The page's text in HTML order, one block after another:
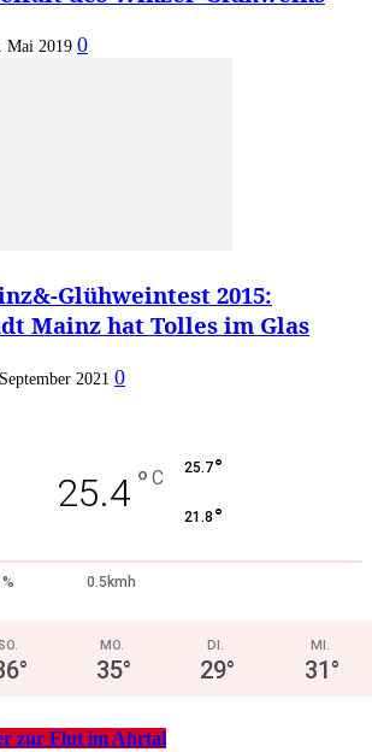
Mai 2019 0
Glühweintest 2015:
Mainz hat Tolles im Glas
2021 0
25.4 ° C 25.7°
21.8 °
0.5kmh
SO.
°
MO.
35°
DI.
29°
MI.
31°
zur Flut im Ahrtal